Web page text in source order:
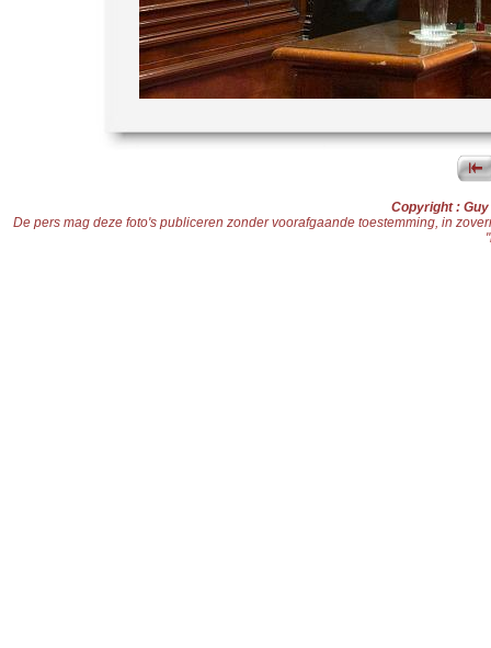
Copyright :
De pers mag deze foto's publiceren zonder voorafgaande toestemming, in